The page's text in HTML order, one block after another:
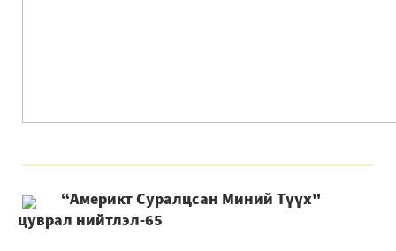
“Америкт Суралцсан Миний Түүх"
цуврал нийтлэл-65